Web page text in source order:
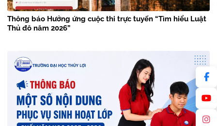
Thông báo Hưởng ứng cuộc thi trực tuyến “Tìm hiểu Luật
Thủ đô năm 2026”